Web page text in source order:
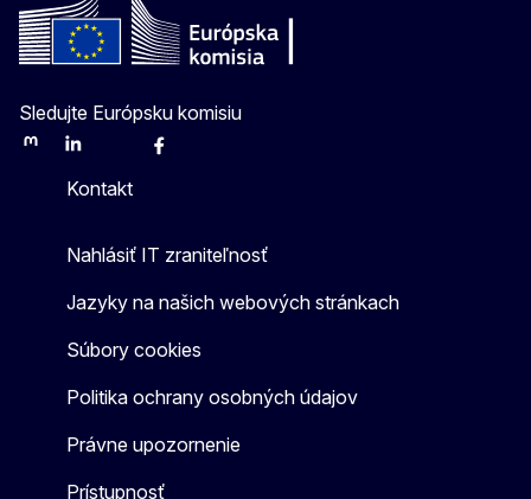
Sledujte Európsku komisiu
MastodonLinkedInBlueskyFacebook
Kontakt
Nahlásiť IT zraniteľnosť
Jazyky na našich webových stránkach
Súbory cookies
Politika ochrany osobných údajov
Právne upozornenie
Prístupnosť